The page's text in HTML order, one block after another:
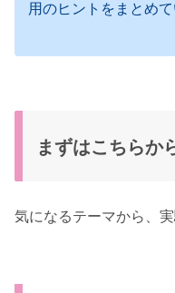
用のヒントをまとめて
まずはこちらか
気になるテーマから、